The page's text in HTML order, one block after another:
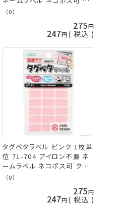
ロバー clv 手芸の山久
（0）
275
247 税込
タグペタラベル ピンク 1枚単
位 71-704 アイロン不要 ネ
ームラベル ネコポス可 クロ
バー clv 手芸の山久
（0）
275
247 税込